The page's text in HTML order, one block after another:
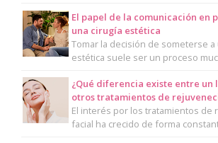
El papel de la comunicación en
una cirugía estética
Tomar la decisión de someterse a
estética suele ser un proceso
¿Qué diferencia existe entre
otros tratamientos de
El interés por los tratamientos de
facial ha crecido de forma